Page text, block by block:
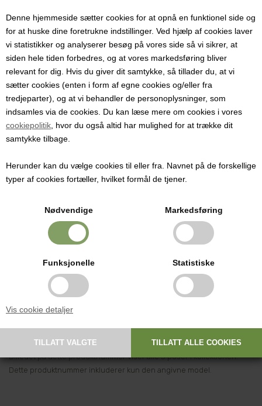
Denne hjemmeside sætter cookies for at opnå en funktionel side og
for at huske dine foretrukne indstillinger. Ved hjælp af cookies laver
vi statistikker og analyserer besøg på vores side så vi sikrer, at
siden hele tiden forbedres, og at vores markedsføring bliver
relevant for dig. Hvis du giver dit samtykke, så tillader du, at vi
sætter cookies (enten i form af egne cookies og/eller fra
tredjeparter), og at vi behandler de personoplysninger, som
indsamles via de cookies. Du kan læse mere om cookies i vores
cookiepolitik , hvor du også altid har mulighed for at trække dit
samtykke tilbage.
Herunder kan du vælge cookies til eller fra. Navnet på de forskellige
typer af cookies fortæller, hvilket formål de tjener.
Nødvendige Markedsføring
Funksjonelle Statistiske
Vis cookie detaljer
Pose til tørret frugt, stof med
kirsebær
Varenr: 4202
Pose til opbevaring
Fremstillet af bomuld.
Pris ved 1
Er velegnet til opbevaring af tørret frugt og andet. Tætsluttende glas
kan anvendes, hvis man ønsker sprødhed bevaret.
Mål: 25 cm (L) x 19 cm (B)
Fremstillet af bomuld.
Billedet på dette produktnummer viser alle 3 poser i kollektionen.
Dette produktnummer inkluderer kun den angivne model.